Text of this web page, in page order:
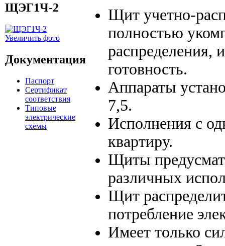
ЩЭГ1Ч-2
Увеличить фото
Документация
Паспорт
Сертификат
соответствия
Типовые
электрические
схемы
Щит учетно-
полностью
готовность.
Аппараты
7,5.
Исполнения с
квартиру.
Щиты
различных
Щит
потребление
Имеет только